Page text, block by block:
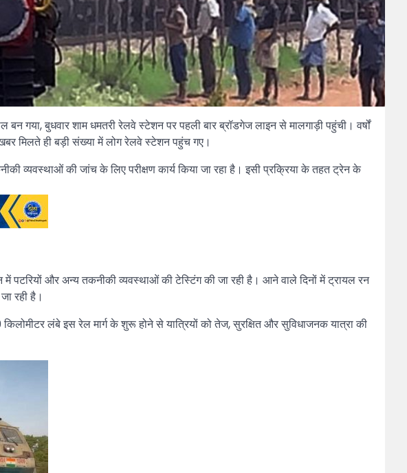
गया, बुधवार शाम धमतरी रेलवे स्टेशन पर पहली बार ब्रॉडगेज लाइन से मालगाड़ी पहुंची। वर्षों
मिलते ही बड़ी संख्या में लोग रेलवे स्टेशन पहुंच गए।
व्यवस्थाओं की जांच के लिए परीक्षण कार्य किया जा रहा है। इसी प्रक्रिया के तहत ट्रेन के
में पटरियों और अन्य तकनीकी व्यवस्थाओं की टेस्टिंग की जा रही है। आने वाले दिनों में ट्रायल रन
रही है।
लंबे इस रेल मार्ग के शुरू होने से यात्रियों को तेज, सुरक्षित और सुविधाजनक यात्रा की